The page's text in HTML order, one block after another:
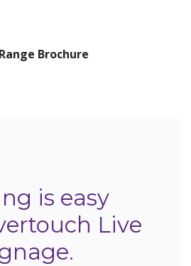
Brochure
is easy
Live